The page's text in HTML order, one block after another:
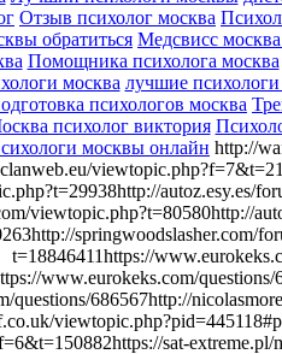
Отзыв психолог москва
обратиться Медсвисс
Помощника психолога москва
москва лучшие
психологов москва
психолог виктория
москвы онлайн http://
autoz.esy.es/
viewtopic.php?t=80580http://
springwoodslasher.com/
t=18846411https://
www.eurokeks.com/
questions/686567http://
sat-